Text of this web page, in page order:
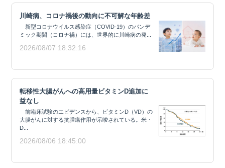
川崎病、コロナ禍後の動向に不可解な年齢差
新型コロナウイルス感染症（COVID-19）のパンデ
ミック期間（コロナ禍）には、世界的に川崎病の発...
2026/08/07 18:32:16
転移性大腸がんへの高用量ビタミンD追加に
益なし
前臨床試験のエビデンスから、ビタミンD（VD）の
大腸がんに対する抗腫瘍作用が示唆されている。米・
D...
2026/08/06 18:45:00